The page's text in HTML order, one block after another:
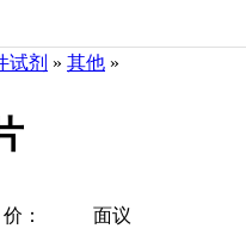
试剂 » 其他 »
： 面议